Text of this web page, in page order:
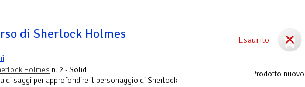
Esaurito
Prodotto nuovo
di Sherlock Holmes
Holmes n. 2 - Solid
di saggi per approfondire il personaggio di Sherlock